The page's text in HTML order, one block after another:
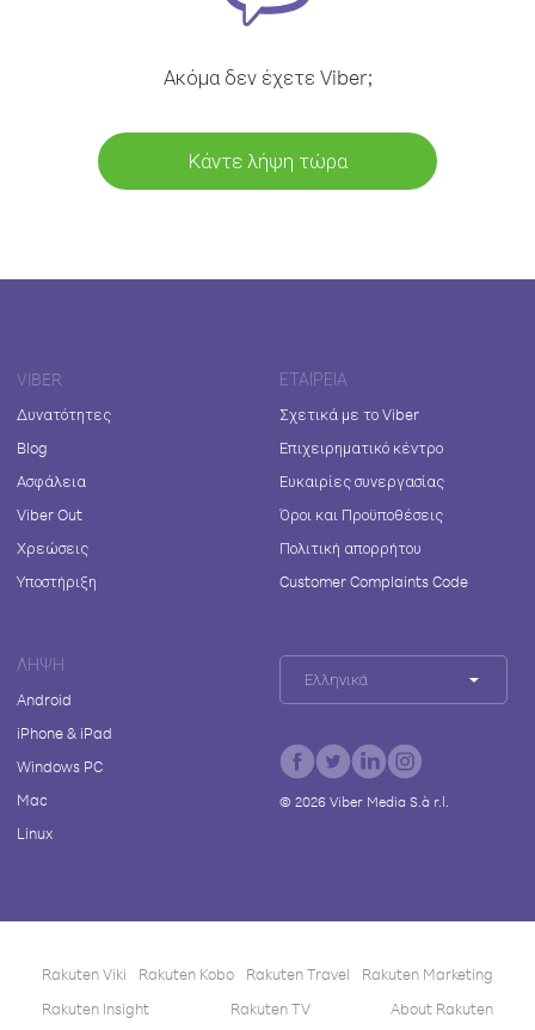
Ακόμα δεν έχετε Viber;
Κάντε λήψη τώρα
VIBER
Δυνατότητες
Blog
Ασφάλεια
Viber Out
Χρεώσεις
Υποστήριξη
ΕΤΑΙΡΕΊΑ
Σχετικά με το Viber
Επιχειρηματικό κέντρο
Ευκαιρίες συνεργασίας
Όροι και Προϋποθέσεις
Πολιτική απορρήτου
Customer Complaints Code
ΛΉΨΗ
Android
iPhone & iPad
Windows PC
Mac
Linux
Ελληνικά
© 2026Viber Media S.à r.l.
Rakuten Viki Rakuten Kobo Rakuten Travel
Rakuten Marketing
Rakuten Insight
Rakuten TV About Rakuten